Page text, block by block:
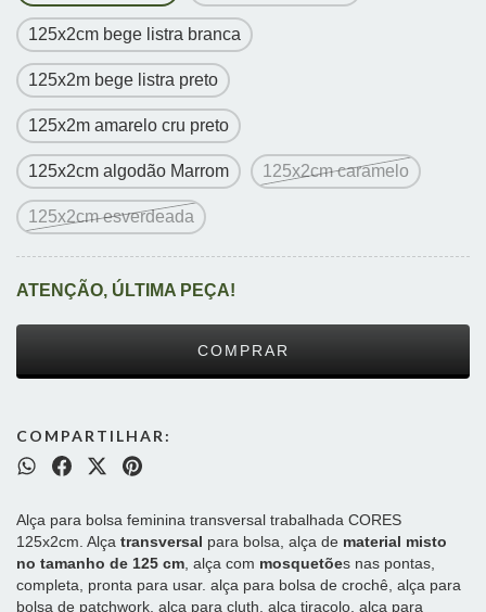
125x2cm bege listra branca
125x2m bege listra preto
125x2m amarelo cru preto
125x2cm algodão Marrom 125x2cm caramelo
125x2cm esverdeada
ATENÇÃO, ÚLTIMA PEÇA!
COMPARTILHAR:
Alça para bolsa feminina transversal trabalhada CORES
125x2cm. Alça transversal para bolsa, alça de material misto
no tamanho de 125 cm, alça com mosquetões nas pontas,
completa, pronta para usar. alça para bolsa de crochê, alça para
bolsa de patchwork, alça para cluth, alça tiracolo, alça para